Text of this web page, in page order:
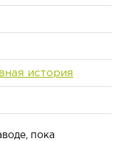
история
пока